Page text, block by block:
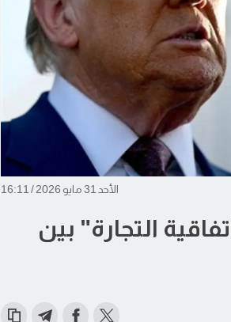
الأحد 31 مايو 2026 / 16:11
التجارة" بين